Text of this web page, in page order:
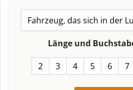
Länge und
2 3 4 5 6 7